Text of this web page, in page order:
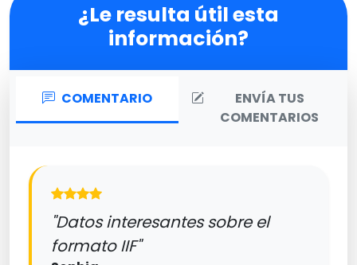
¿Le resulta útil esta
información?
COMENTARIO
ENVÍA TUS
COMENTARIOS
"Datos interesantes sobre el
formato IIF"